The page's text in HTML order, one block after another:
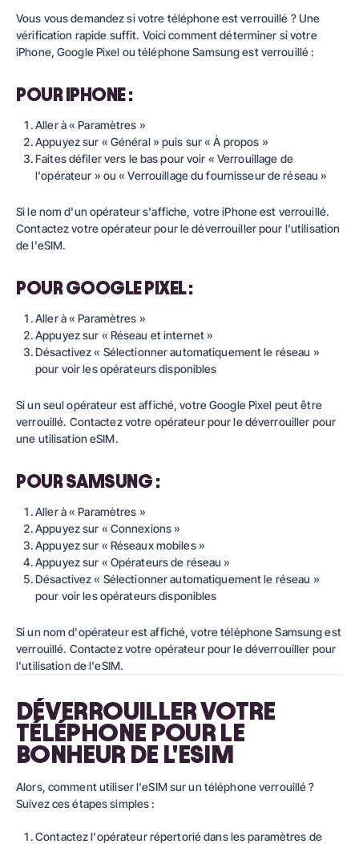
Vous vous demandez si votre téléphone est verrouillé ? Une
vérification rapide suffit. Voici comment déterminer si votre
iPhone, Google Pixel ou téléphone Samsung est verrouillé :
POUR IPHONE :
Aller à « Paramètres »
Appuyez sur « Général » puis sur « À propos »
Faites défiler vers le bas pour voir « Verrouillage de
l'opérateur » ou « Verrouillage du fournisseur de réseau »
Si le nom d'un opérateur s'affiche, votre iPhone est verrouillé.
Contactez votre opérateur pour le déverrouiller pour l'utilisation
de l'eSIM.
POUR GOOGLE PIXEL :
Aller à « Paramètres »
Appuyez sur « Réseau et internet »
Désactivez « Sélectionner automatiquement le réseau »
pour voir les opérateurs disponibles
Si un seul opérateur est affiché, votre Google Pixel peut être
verrouillé. Contactez votre opérateur pour le déverrouiller pour
une utilisation eSIM.
POUR SAMSUNG :
Aller à « Paramètres »
Appuyez sur « Connexions »
Appuyez sur « Réseaux mobiles »
Appuyez sur « Opérateurs de réseau »
Désactivez « Sélectionner automatiquement le réseau »
pour voir les opérateurs disponibles
Si un nom d'opérateur est affiché, votre téléphone Samsung est
verrouillé. Contactez votre opérateur pour le déverrouiller pour
l'utilisation de l'eSIM.
DÉVERROUILLER VOTRE
TÉLÉPHONE POUR LE
BONHEUR DE L'ESIM
Alors, comment utiliser l'eSIM sur un téléphone verrouillé ?
Suivez ces étapes simples :
Contactez l'opérateur répertorié dans les paramètres de